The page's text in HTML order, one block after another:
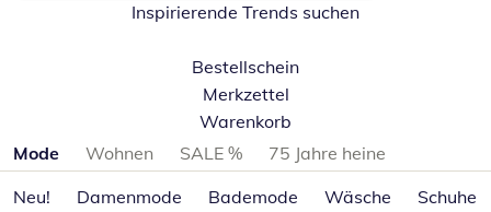
Inspirierende Trends suchen
Bestellschein
Merkzettel
Warenkorb
Produktkategorien überspringen
Mode Wohnen SALE %
75 Jahre heine
Neu!
Damenmode Bademode Wäsche Schuhe